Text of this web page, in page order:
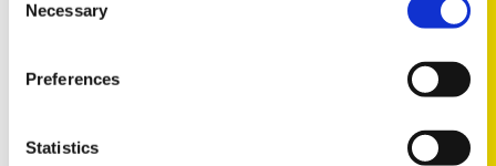
Selection
Necessary
Preferences
Statistics